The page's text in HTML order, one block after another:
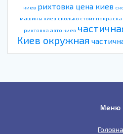
киев рихтовка цена киев
машины киев сколько стоит
рихтовка авто киев
Киев окружная
Меню
Головна